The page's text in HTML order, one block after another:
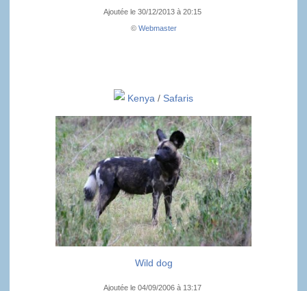
Ajoutée le 30/12/2013 à 20:15
© Webmaster
Kenya / Safaris
Wild dog
Ajoutée le 04/09/2006 à 13:17